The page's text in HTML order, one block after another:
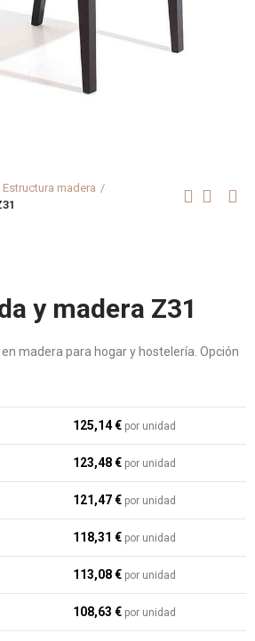
Estructura madera
y madera Z31
madera para hogar y hostelería. Opción
125,14 € por unidad
123,48 € por unidad
121,47 € por unidad
118,31 € por unidad
113,08 € por unidad
108,63 € por unidad